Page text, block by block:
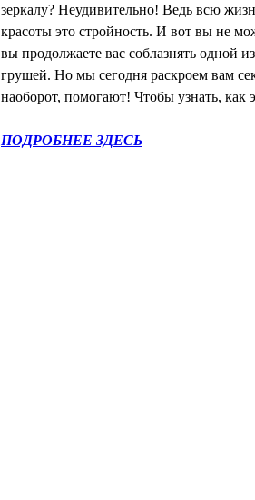
зеркалу? Неудивительно! Ведь всю
красоты это стройность. И вот вы не
вы продолжаете вас соблазнять одной
грушей. Но мы сегодня раскроем вам
наоборот, помогают! Чтобы узнать, как
ПОДРОБНЕЕ ЗДЕСЬ